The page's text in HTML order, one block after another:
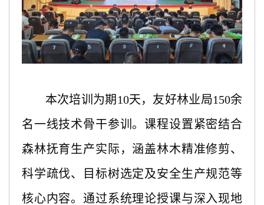
本次培训为期 10天，友好林业局150余
名一线技术骨干参训。课程设置紧密结合
森林抚育生产实际，涵盖林木精准修剪、
科学疏伐、目标树选定及安全生产规范等
核心内容。通过系统理论授课与深入现地